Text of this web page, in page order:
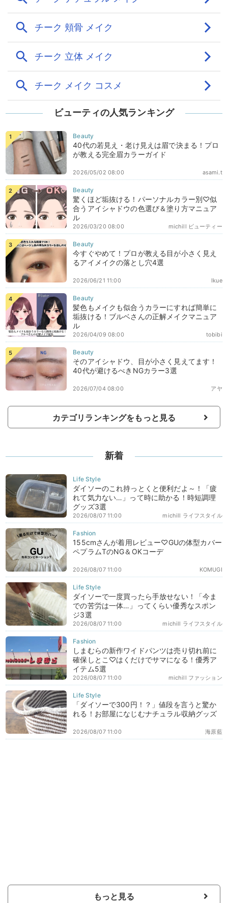
ビューティの人気ランキング
40代の若見え・老け見えは眉で決まる！プロ
が教える完全眉カラーガイド
asami.t
2026/05/02 08:00
驚くほど垢抜ける！パーソナルカラー別♡似
合うアイシャドウの色選び＆塗り方マニュア
ル
michill ビューティー
2026/03/20 08:00
今すぐやめて！プロが教える目が小さく見え
るアイメイクの落とし穴4選
Ikue
2026/06/21 11:00
髪色もメイクも似合うカラーにすれば簡単に
垢抜ける！ブルベさんの正解メイクマニュア
ル
tobibi
2026/04/09 08:00
そのアイシャドウ、目が小さく見えてます！
40代が避けるべきNGカラー3選
アヤ
2026/07/04 08:00
カテゴリランキングをもっと見る
新着
ダイソーのこれ持っとくと便利だよ～！「疲
れて気力ない…」って時に助かる！時短調理
グッズ3選
michill ライフスタイル
2026/08/07 11:00
155cmさんが着用レビュー♡GUの体型カバー
ペプラムTのNG＆OKコーデ
KOMUGI
2026/08/07 11:00
ダイソーで一度買ったら手放せない！「今ま
での苦労は一体…」ってくらい優秀なスポン
ジ3選
michill ライフスタイル
2026/08/07 11:00
しまむらの新作ワイドパンツは売り切れ前に
確保しとこ♡はくだけでサマになる！優秀ア
イテム5選
michill ファッション
2026/08/07 11:00
「ダイソーで300円！？」値段を言うと驚か
れる！お部屋になじむナチュラル収納グッズ
海原藍
2026/08/07 11:00
もっと見る